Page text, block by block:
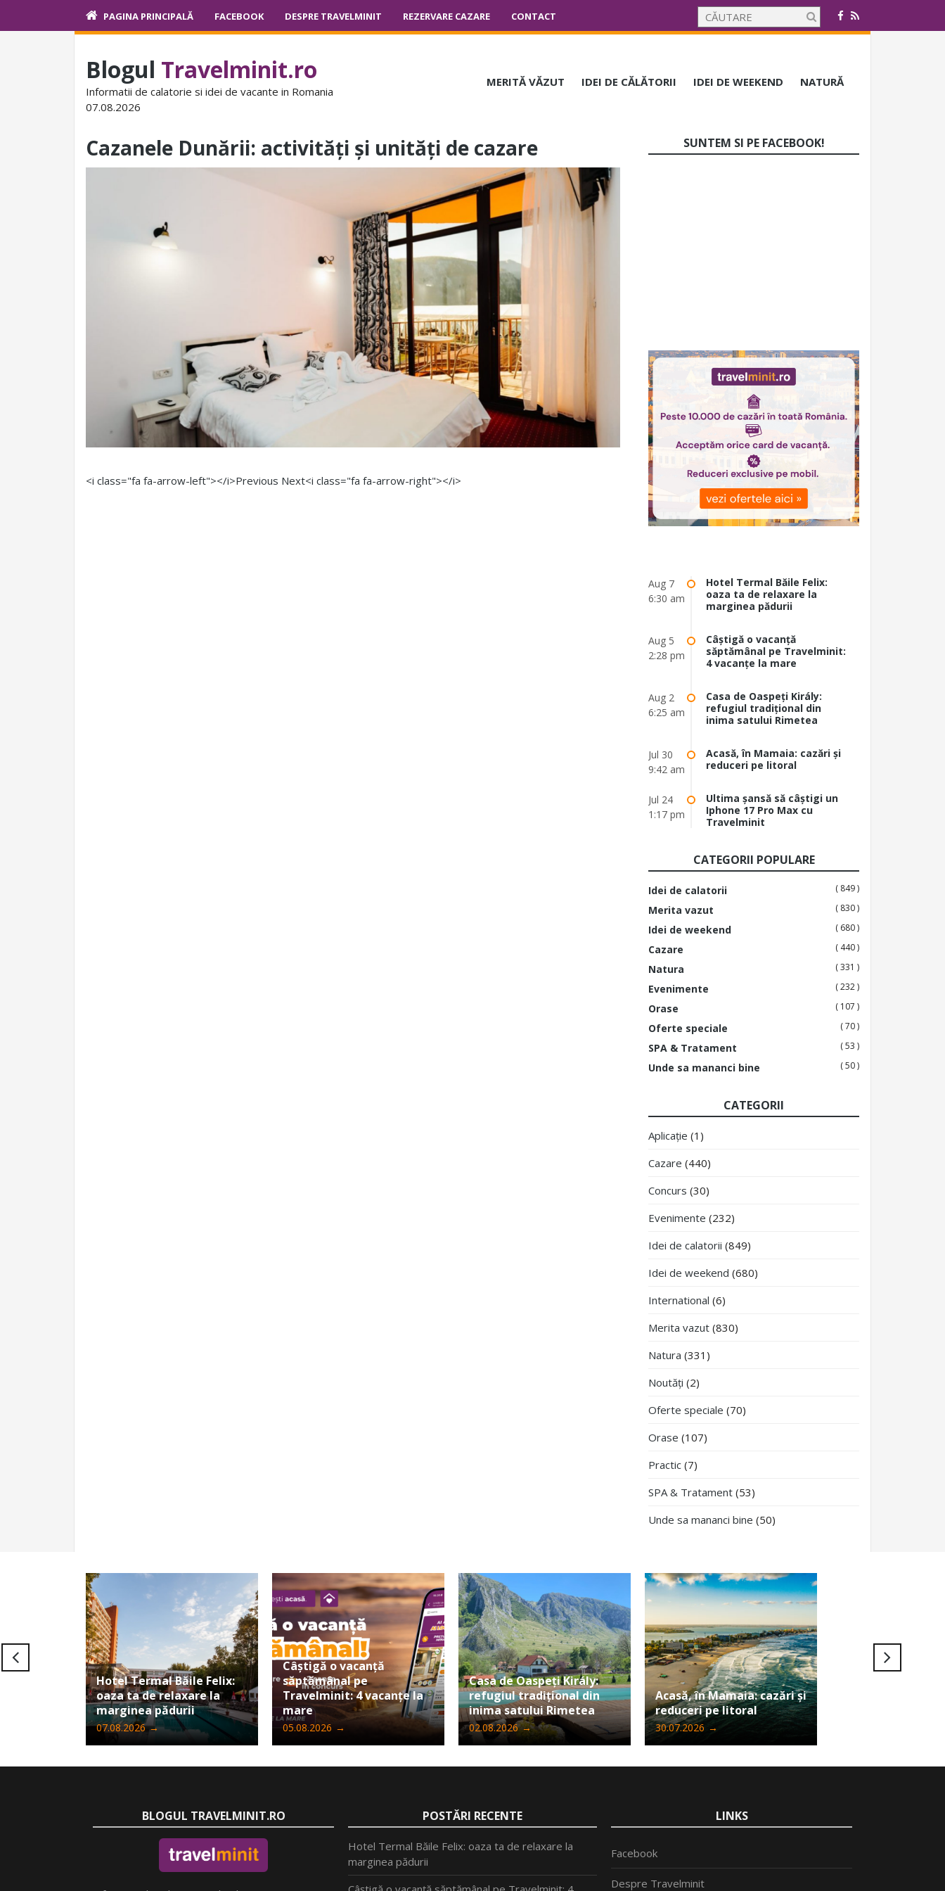
PAGINA PRINCIPALĂ FACEBOOK DESPRE TRAVELMINIT REZERVARE CAZARE CONTACT
Blogul Travelminit.ro
Informatii de calatorie si idei de vacante in Romania
07.08.2026
MERITĂ VĂZUT IDEI DE CĂLĂTORII IDEI DE WEEKEND NATURĂ
Cazanele Dunării: activități și unități de cazare
<i class="fa fa-arrow-left"></i>Previous Next<i class="fa fa-arrow-right"></i>
SUNTEM SI PE FACEBOOK!
Aug 7
6:30 am
Hotel Termal Băile Felix:
oaza ta de relaxare la
marginea pădurii
Aug 5
2:28 pm
Câștigă o vacanță
săptămânal pe Travelminit:
4 vacanțe la mare
Aug 2
6:25 am
Casa de Oaspeți Király:
refugiul tradițional din
inima satului Rimetea
Jul 30
9:42 am
Acasă, în Mamaia: cazări și
reduceri pe litoral
Jul 24
1:17 pm
Ultima șansă să câștigi un
Iphone 17 Pro Max cu
Travelminit
CATEGORII POPULARE
Idei de calatorii ( 849 )
Merita vazut ( 830 )
Idei de weekend ( 680 )
Cazare ( 440 )
Natura ( 331 )
Evenimente ( 232 )
Orase ( 107 )
Oferte speciale ( 70 )
SPA & Tratament ( 53 )
Unde sa mananci bine ( 50 )
CATEGORII
Aplicație (1)
Cazare (440)
Concurs (30)
Evenimente (232)
Idei de calatorii (849)
Idei de weekend (680)
International (6)
Merita vazut (830)
Natura (331)
Noutăți (2)
Oferte speciale (70)
Orase (107)
Practic (7)
SPA & Tratament (53)
Unde sa mananci bine (50)
Hotel Termal Băile Felix:
oaza ta de relaxare la
marginea pădurii
07.08.2026 →
Câștigă o vacanță
săptămânal pe
Travelminit: 4 vacanțe la
mare
05.08.2026 →
Casa de Oaspeți Király:
refugiul tradițional din
inima satului Rimetea
02.08.2026 →
Acasă, în Mamaia: cazări și
reduceri pe litoral
30.07.2026 →
BLOGUL TRAVELMINIT.RO POSTĂRI RECENTE
Hotel Termal Băile Felix: oaza ta de relaxare la
marginea pădurii
LINKS
Facebook
Despre Travelminit